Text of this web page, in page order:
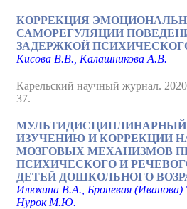
КОРРЕКЦИЯ
САМОРЕГУЛЯЦИИ
ЗАДЕРЖКОЙ
Кисова В.В., Калашникова А.В.
Карельский научный журнал.
37.
МУЛЬТИДИСЦИПЛИНАРНЫЙ
ИЗУЧЕНИЮ И КОРРЕКЦИИ
МОЗГОВЫХ МЕХАНИЗМОВ
ПСИХИЧЕСКОГО И
ДЕТЕЙ ДОШКОЛЬНОГО
Илюхина В.А., Броневая (Иванова)
Нурок М.Ю.